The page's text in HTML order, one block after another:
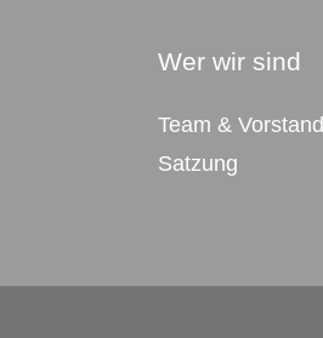
Wer wir sind
Team & Vorstand
Satzung